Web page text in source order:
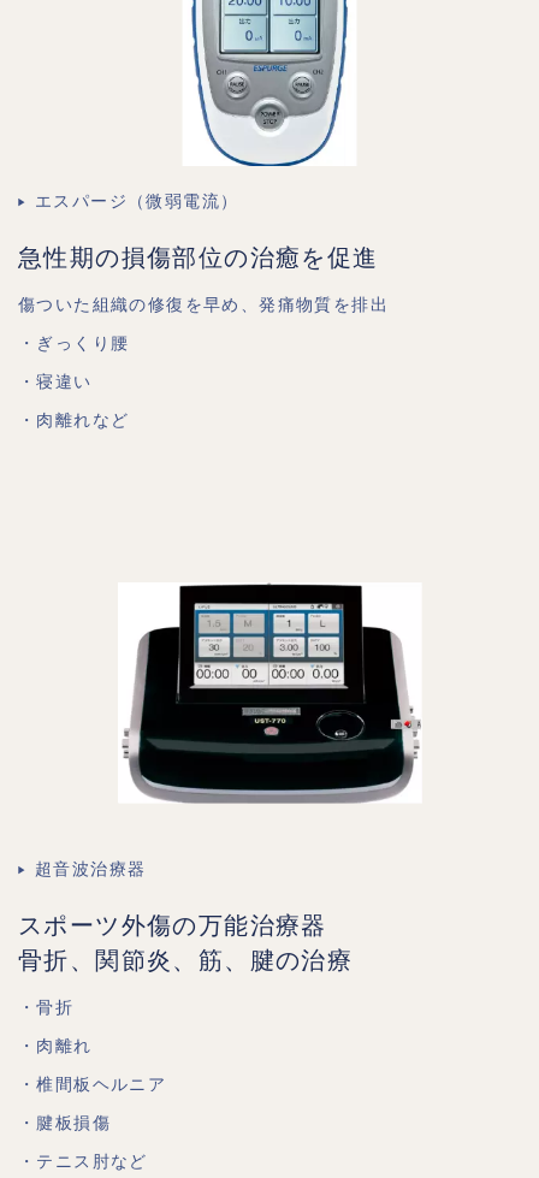
エスパージ（微弱電流）
急性期の損傷部位の治癒を促進
傷ついた組織の修復を早め、発痛物質を排出
・ぎっくり腰
・寝違い
・肉離れなど
超音波治療器
スポーツ外傷の万能治療器
骨折、関節炎、筋、腱の治療
・骨折
・肉離れ
・椎間板ヘルニア
・腱板損傷
・テニス肘など